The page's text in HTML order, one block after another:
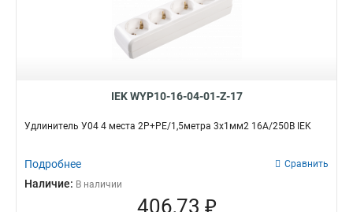
IEK WYP10-16-04-01-Z-17
Удлинитель У04 4 места 2Р+PЕ/1,5метра 3х1мм2 16А/250В IEK
Подробнее Сравнить
Наличие: В наличии
406,73 ₽